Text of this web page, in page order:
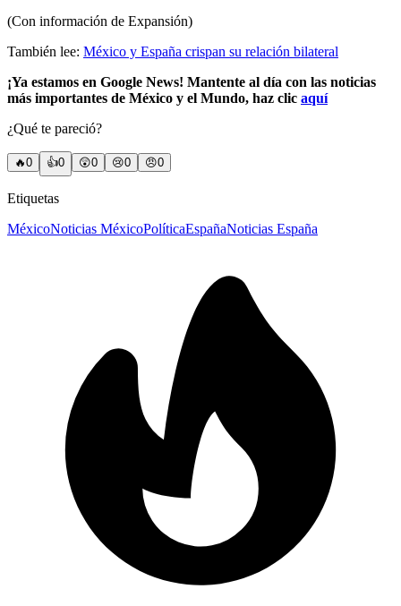
(Con información de Expansión)
También lee: México y España crispan su relación bilateral
¡Ya estamos en Google News! Mantente al día con las noticias
más importantes de México y el Mundo, haz clic aquí
¿Qué te pareció?
🔥0 👍0 😲0 😢0 😠0
Etiquetas
MéxicoNoticias MéxicoPolíticaEspañaNoticias España